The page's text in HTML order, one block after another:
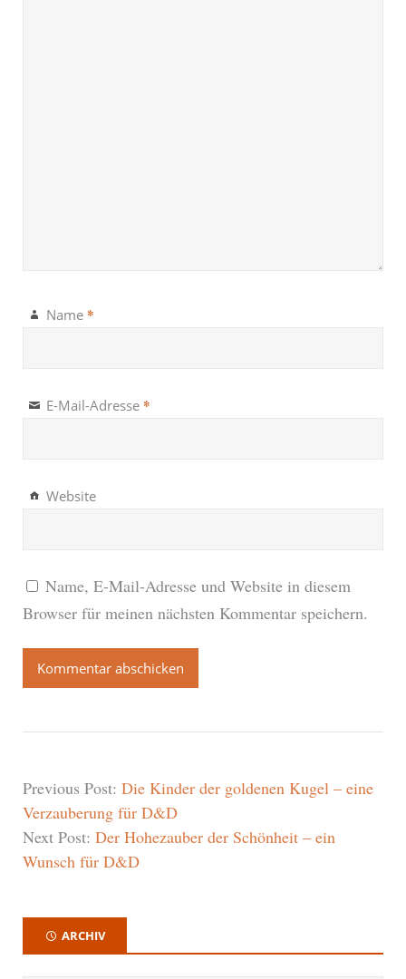
Name *
E-Mail-Adresse *
Website
Name, E-Mail-Adresse und Website in diesem
Browser für meinen nächsten Kommentar speichern.
Previous Post: Die Kinder der goldenen Kugel – eine
Verzauberung für D&D
Next Post: Der Hohezauber der Schönheit – ein
Wunsch für D&D
ARCHIV